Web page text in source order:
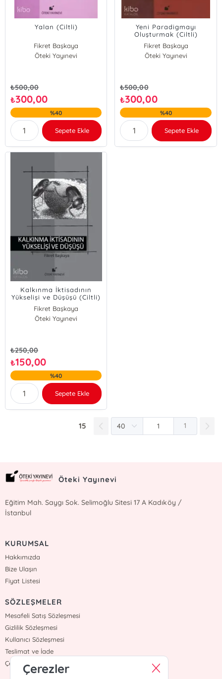
Yalan (Ciltli)
Fikret Başkaya
Öteki Yayınevi
₺500,00
₺300,00
%40
Sepete Ekle
Yeni Paradigmayı
Oluşturmak (Ciltli)
Fikret Başkaya
Öteki Yayınevi
₺500,00
₺300,00
%40
Sepete Ekle
Kalkınma İktisadının
Yükselişi ve Düşüşü (Ciltli)
Fikret Başkaya
Öteki Yayınevi
₺250,00
₺150,00
%40
Sepete Ekle
15 1
Öteki Yayınevi
Eğitim Mah. Saygı Sok. Selimoğlu Sitesi 17 A Kadıköy /
İstanbul
KURUMSAL
Hakkımızda
Bize Ulaşın
Fiyat Listesi
SÖZLEŞMELER
Mesafeli Satış Sözleşmesi
Gizlilik Sözleşmesi
Kullanıcı Sözleşmesi
Teslimat ve İade
Çerez Politikasi
Çerezler